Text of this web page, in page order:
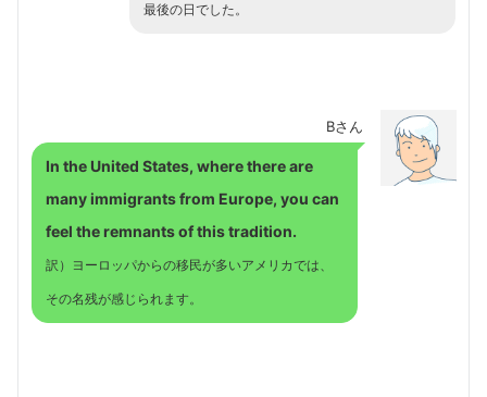
最後の日でした。
Bさん
In the United States, where there are
many immigrants from Europe, you can
feel the remnants of this tradition.
訳） ヨーロッパからの移民が多いアメリカでは、
その名残が感じられます。